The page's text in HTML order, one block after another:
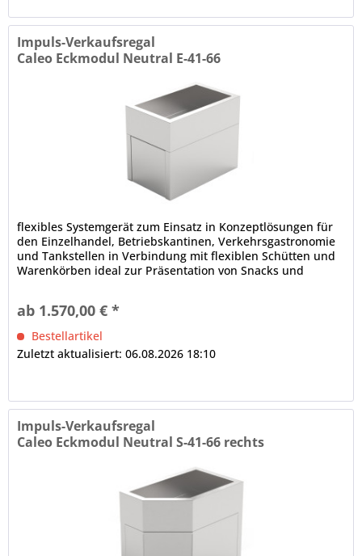
Impuls-Verkaufsregal
Caleo Eckmodul Neutral E-41-66
flexibles Systemgerät zum Einsatz in Konzeptlösungen für
den Einzelhandel, Betriebskantinen, Verkehrsgastronomie
und Tankstellen in Verbindung mit flexiblen Schütten und
Warenkörben ideal zur Präsentation von Snacks und
Innenwanne, dicht verschweißt, in Hygieneausführung...
ab 1.570,00 € *
Bestellartikel
Zuletzt aktualisiert: 06.08.2026 18:10
Impuls-Verkaufsregal
Caleo Eckmodul Neutral S-41-66 rechts